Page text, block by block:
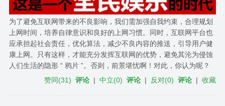
为了避免互联网带来的不良影响，我们需加强自我约束，合理规划
上网时间，培养自律意识和良好的上网习惯。同时，互联网平台也
应承担起社会责任，优化算法，减少不良内容的推送，引导用户健
康上网。只有这样，才能充分发挥互联网的优势，避免其沦为侵蚀
人们生活的隐形 “ 鸦片 ”。否则，前景堪忧啊！对此，你认为呢？
赞同(31) 评论 |中立(0) 评论 | 反对(0) 评论 |收藏